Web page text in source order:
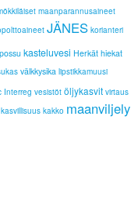
maanparannusaineet
JÄNES korianteri
possu kasteluvesi Herkät hiekat
välkkysika lipstikkamuusi
Interreg vesistöt öljykasvit virtaus
kasvillisuus kakko maanviljely